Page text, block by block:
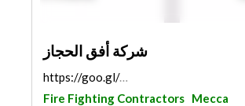
شركة أفق الحجاز
https://goo.gl/maps/xyFcd5oh3jCDcXwf6
Fire Fighting Contractors Mecca